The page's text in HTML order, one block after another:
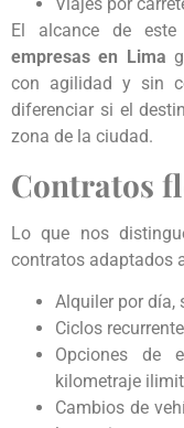
Viajes por
El alcance de
empresas en Lima
con agilidad y sin
diferenciar si el
zona de la ciudad.
Contratos
Lo que nos
contratos adaptados
Alquiler por día,
Ciclos
Opciones de
kilometraje
Cambios de